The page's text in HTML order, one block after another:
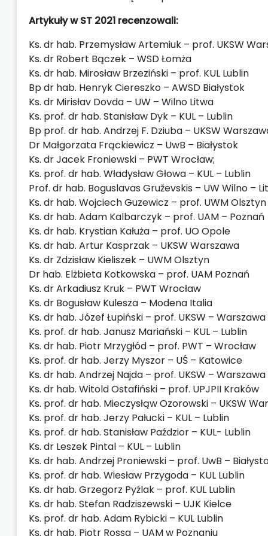
Artykuły w ST 2021 recenzowali:
Ks. dr hab. Przemysław Artemiuk – prof. UKSW
Ks. dr Robert Bączek – WSD Łomża
Ks. dr hab. Mirosław Brzeziński – prof. KUL Lublin
Bp dr hab. Henryk Ciereszko – AWSD Białystok
Ks. dr Mirisłav Dovda – UW – Wilno Litwa
Ks. prof. dr hab. Stanisław Dyk – KUL – Lublin
Bp prof. dr hab. Andrzej F. Dziuba – UKSW
Dr Małgorzata Frąckiewicz – UwB – Białystok
Ks. dr Jacek Froniewski – PWT Wrocław;
Ks. prof. dr hab. Władysław Głowa – KUL – Lublin
Prof. dr hab. Boguslavas Gruževskis – UW Wilno –
Ks. dr hab. Wojciech Guzewicz – prof. UWM Olsztyn
Ks. dr hab. Adam Kalbarczyk – prof. UAM – Poznań
Ks. dr hab. Krystian Kałuża – prof. UO Opole
Ks. dr hab. Artur Kasprzak – UKSW Warszawa
Ks. dr Zdzisław Kieliszek – UWM Olsztyn
Dr hab. Elżbieta Kotkowska – prof. UAM Poznań
Ks. dr Arkadiusz Kruk – PWT Wrocław
Ks. dr Bogusław Kulesza – Modena Italia
Ks. dr hab. Józef Łupiński – prof. UKSW – Warszawa
Ks. prof. dr hab. Janusz Mariański – KUL – Lublin
Ks. dr hab. Piotr Mrzygłód – prof. PWT – Wrocław
Ks. prof. dr hab. Jerzy Myszor – UŚ – Katowice
Ks. dr hab. Andrzej Najda – prof. UKSW – Warszawa
Ks. dr hab. Witold Ostafiński – prof. UPJPII Kraków
Ks. prof. dr hab. Mieczysłąw Ozorowski – UKSW
Ks. prof. dr hab. Jerzy Pałucki – KUL – Lublin
Ks. prof. dr hab. Stanisław Paździor – KUL- Lublin
Ks. dr Leszek Pintal – KUL – Lublin
Ks. dr hab. Andrzej Proniewski – prof. UwB –
Ks. prof. dr hab. Wiesław Przygoda – KUL Lublin
Ks. dr hab. Grzegorz Pyźlak – prof. KUL Lublin
Ks. dr hab. Stefan Radziszewski – UJK Kielce
Ks. prof. dr hab. Adam Rybicki – KUL Lublin
Ks. dr hab. Piotr Rossa – UAM w Poznaniu